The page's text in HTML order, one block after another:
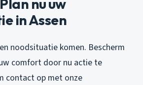
nu uw
in Assen
noodsituatie komen. Bescherm
comfort door nu actie te
contact op met onze